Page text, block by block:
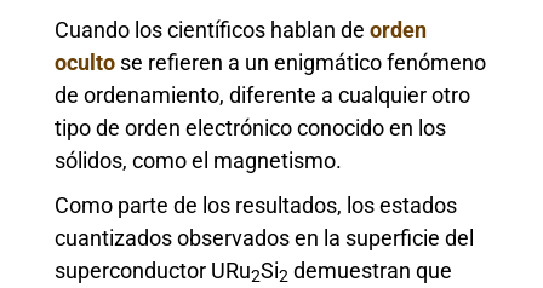
Cuando los científicos hablan de orden
oculto se refieren a un enigmático fenómeno
de ordenamiento, diferente a cualquier otro
tipo de orden electrónico conocido en los
sólidos, como el magnetismo.
Como parte de los resultados, los estados
cuantizados observados en la superficie del
superconductor URu2Si2 demuestran que